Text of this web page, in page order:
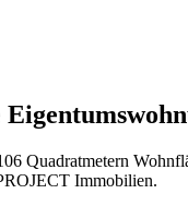
Quadratmetern
Immobilien.